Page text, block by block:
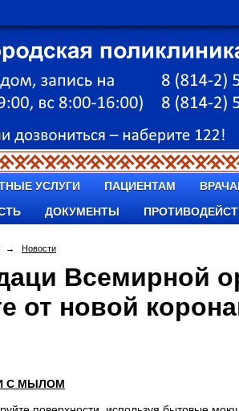
УСЛУГИ ПАЦИЕНТАМ
ДОКУМЕНТЫ
→ Новости
Всемирной
от новой
С МЫЛОМ